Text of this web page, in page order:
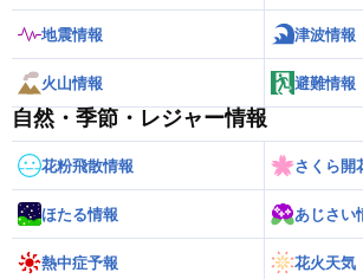
地震情報 津波情報
火山情報 避難情報
自然・季節・レジャー情報
花粉飛散情報 さくら開
ほたる情報 あじさい
熱中症予報 花火天気